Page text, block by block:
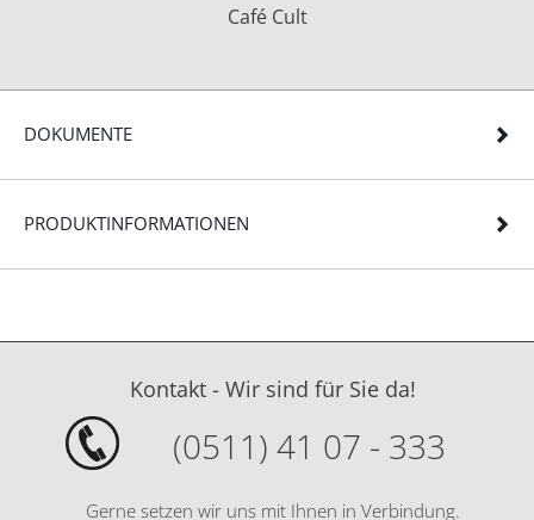
Café Cult
DOKUMENTE
PRODUKTINFORMATIONEN
Kontakt - Wir sind für Sie da!
(0511) 41 07 - 333
Gerne setzen wir uns mit Ihnen in Verbindung.